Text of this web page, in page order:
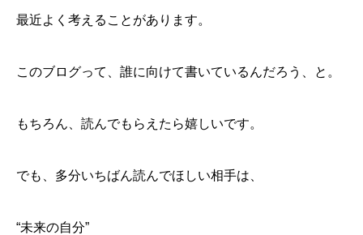
最近よく考えることがあります。
このブログって、誰に向けて書いているんだろう、と。
もちろん、読んでもらえたら嬉しいです。
でも、多分いちばん読んでほしい相手は、
“未来の自分”